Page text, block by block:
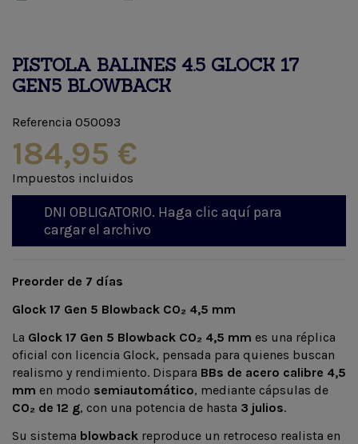
PISTOLA BALINES 4.5 GLOCK 17
GEN5 BLOWBACK
Referencia 050093
184,95 €
Impuestos incluidos
DNI OBLIGATORIO. Haga clic aquí para
cargar el archivo
Preorder de 7 días
Glock 17 Gen 5 Blowback CO₂ 4,5 mm
La Glock 17 Gen 5 Blowback CO₂ 4,5 mm es una réplica
oficial con licencia Glock, pensada para quienes buscan
realismo y rendimiento. Dispara BBs de acero calibre 4,5
mm en modo semiautomático, mediante cápsulas de
CO₂ de 12 g, con una potencia de hasta 3 julios.
Su sistema blowback reproduce un retroceso realista en